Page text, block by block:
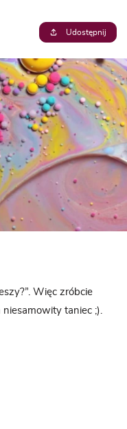
Udostępnij
Więc zróbcie
taniec ;).